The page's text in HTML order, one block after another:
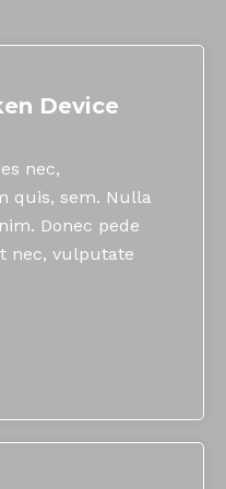
Device
nec,
quis, sem. Nulla
Donec pede
nec, vulputate